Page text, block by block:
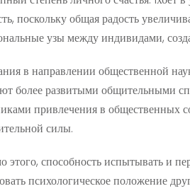
поскольку общая радость
узы между индивидами,
в направлении общественной
более развитыми общительными
привлечения в общественных
силы.
способность испытывать и
психологическое положение